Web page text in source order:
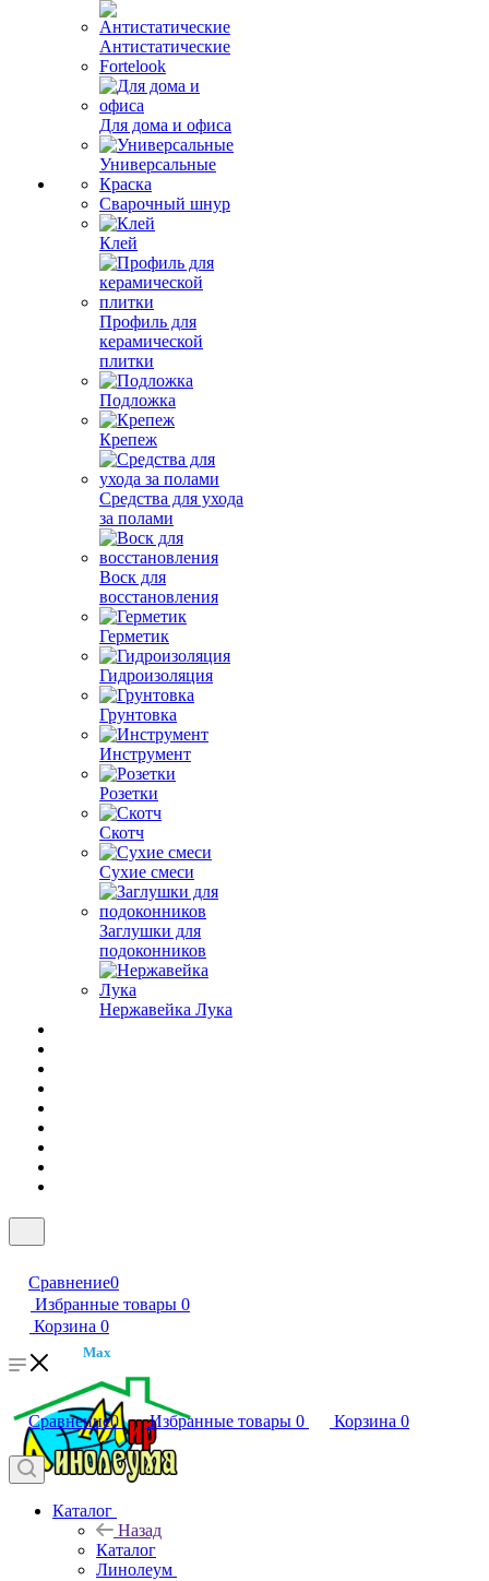
Антистатические
Fortelook
Для дома и офиса
Универсальные
Краска
Сварочный шнур
Клей
Профиль для
керамической
плитки
Подложка
Крепеж
Средства для ухода
за полами
Воск для
восстановления
Герметик
Гидроизоляция
Грунтовка
Инструмент
Розетки
Скотч
Сухие смеси
Заглушки для
подоконников
Нержавейка Лука
Сравнение0
Избранные товары 0
Корзина 0
Max
Сравнение0 Избранные товары 0 Корзина 0
Каталог
Назад
Каталог
Линолеум